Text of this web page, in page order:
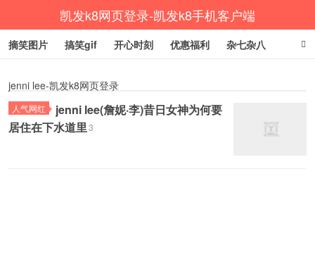
凯发k8网页登录-凯发k8手机客户端
摘笑图片 搞笑gif 开心时刻 优惠福利 杂七杂八
jenni lee-凯发k8网页登录
人气网红
jenni lee(詹妮·李)昔日女神为何要
居住在下水道里3